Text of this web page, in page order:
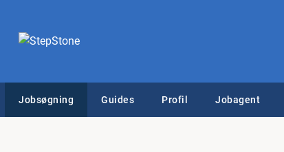
Jobsøgning Guides Profil Jobagent